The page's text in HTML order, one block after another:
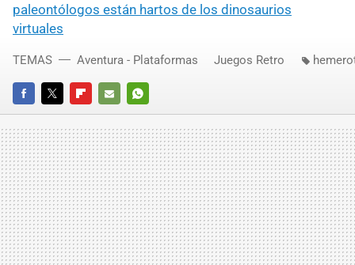
paleontólogos están hartos de los dinosaurios
virtuales
FACEBOOKTWITTERFLIPBOARD
E-
MAIL
WHATSAPP
TEMAS Aventura - Plataformas Juegos Retro